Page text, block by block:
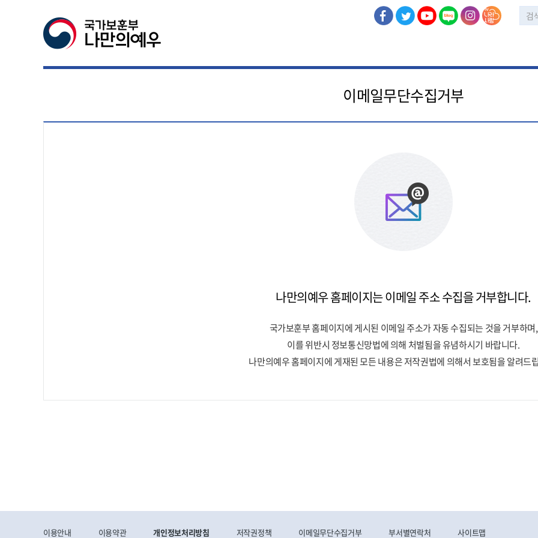
이메일무단수집거부
나만의예우 홈페이지는 이메일 주소 수집을 거부합니다.
국가보훈부 홈페이지에 게시된 이메일 주소가 자동 수집되는 것을 거부하며,
이를 위반시 정보통신망법에 의해 처벌됨을 유념하시기 바랍니다.
나만의예우 홈페이지에 게재된 모든 내용은 저작권법에 의해서 보호됨을 알려드
이용안내 이용약관 개인정보처리방침 저작권정책 이메일무단수집거부 부서별연락처 사이트맵